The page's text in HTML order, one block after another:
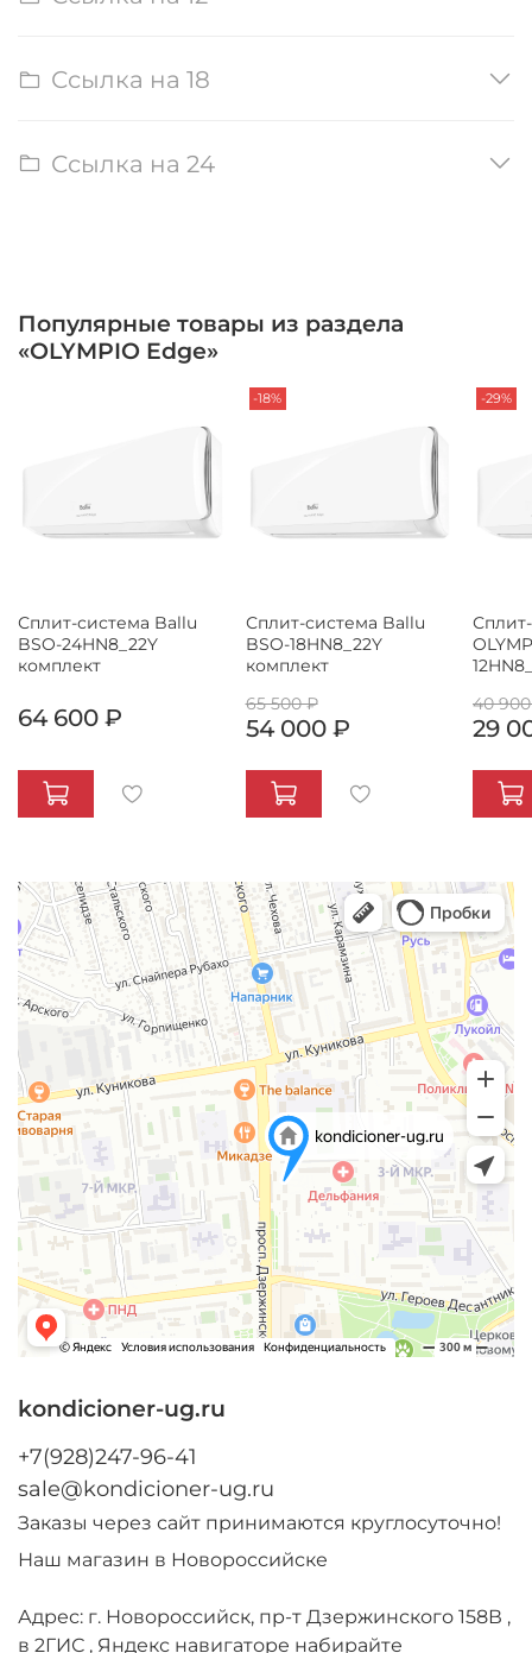
Ссылка на 18
Ссылка на 24
Популярные товары из раздела
«OLYMPIO Edge»
Сплит-система Ballu
BSO-24HN8_22Y
комплект
64 600 ₽
-18%
Сплит-система Ballu
BSO-18HN8_22Y
комплект
65 500 ₽
54 000 ₽
-29%
40
29
kondicioner-ug.ru
+7(928)247-96-41
sale@kondicioner-ug.ru
Заказы через сайт принимаются круглосуточно!
Наш магазин в Новороссийске
Адрес: г. Новороссийск, пр-т Дзержинского 158В ,
в 2ГИС , Яндекс навигаторе набирайте